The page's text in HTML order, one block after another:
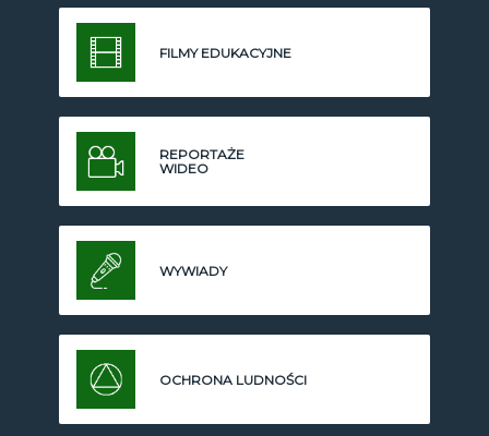
FILMY EDUKACYJNE
REPORTAŻE
WIDEO
WYWIADY
OCHRONA LUDNOŚCI